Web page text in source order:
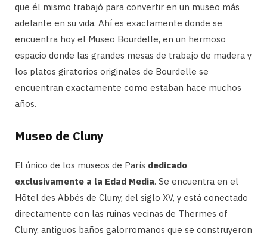
que él mismo trabajó para convertir en un museo más
adelante en su vida. Ahí es exactamente donde se
encuentra hoy el Museo Bourdelle, en un hermoso
espacio donde las grandes mesas de trabajo de madera y
los platos giratorios originales de Bourdelle se
encuentran exactamente como estaban hace muchos
años.
Museo de Cluny
El único de los museos de París dedicado
exclusivamente a la Edad Media. Se encuentra en el
Hôtel des Abbés de Cluny, del siglo XV, y está conectado
directamente con las ruinas vecinas de Thermes of
Cluny, antiguos baños galorromanos que se construyeron